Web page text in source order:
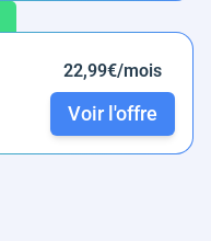
22,99€/mois
Voir l'offre